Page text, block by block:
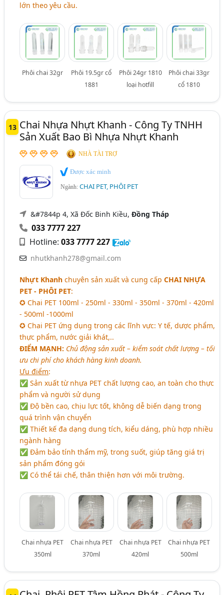
lớn theo yêu cầu.
Phôi chai 32gr
Phôi 19.5gr cổ
1881
Phôi 24gr 1810
loại hotfill
Phôi chai 33gr
cổ 1810
13 Chai Nhựa Nhựt Khanh - Công Ty TNHH
Sản Xuất Bao Bì Nhựa Nhựt Khanh
NHÀ TÀI TRỢ
Được xác minh
Ngành:CHAI PET, PHÔI PET
&#7844p 4, Xã Đốc Binh Kiều,Đồng Tháp
033 7777 227
Hotline:033 7777 227
nhutkhanh278@gmail.com
Nhựt Khanh chuyên sản xuất và cung cấpCHAI NHỰA
PET - PHÔI PET:
✪ Chai PET 100ml - 250ml - 330ml - 350ml - 370ml - 420ml
- 500ml -1000ml
✪ Chai PET ứng dụng trong các lĩnh vực: Y tế, dược phẩm,
thực phẩm, nước giải khát,..
ĐIỂM MẠNH: Chủ động sản xuất – kiểm soát chất lượng – tối
ưu chi phí cho khách hàng kinh doanh.
Ưu điểm:
✅ Sản xuất từ nhựa PET chất lượng cao, an toàn cho thực
phẩm và người sử dụng
✅ Độ bền cao, chịu lực tốt, không dễ biến dạng trong
quá trình vận chuyển
✅ Thiết kế đa dạng dung tích, kiểu dáng, phù hợp nhiều
ngành hàng
✅ Đảm bảo tính thẩm mỹ, trong suốt, giúp tăng giá trị
sản phẩm đóng gói
✅ Có thể tái chế, thân thiện hơn với môi trường.
Chai nhựa PET
350ml
Chai nhựa PET
370ml
Chai nhựa PET
420ml
Chai nhựa PET
500ml